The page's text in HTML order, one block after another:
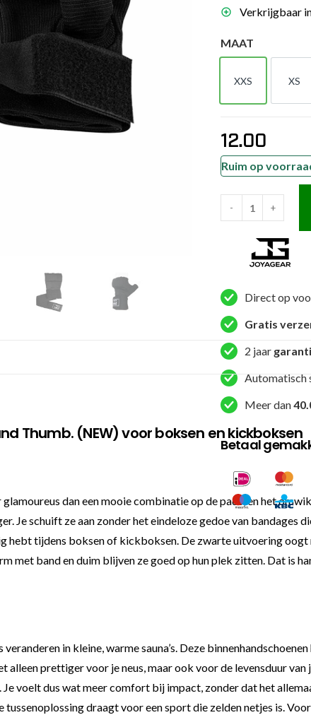
Verkrijgbaar
MAAT
XXS
XXS
XS
XS
12.00
Ruim op
en
Duim
Zwart
- +
Direct op
Gratis
2 jaar
Automatisch
Meer dan
Betaal
Thumb. (NEW) voor boksen en kickboksen
dan een mooie combinatie op de pads, en het
Je schuift ze aan zonder het eindeloze gedoe van
hebt tijdens boksen of kickboksen. De zwarte uitvoering
met band en duim blijven ze goed op hun plek zitten. Dat is
in kleine, warme sauna’s. Deze
alleen prettiger voor je neus, maar ook voor de levensduur
Je voelt dus wat meer comfort bij impact, zonder dat het
tussenoplossing draagt voor een sport die zelden netjes is.